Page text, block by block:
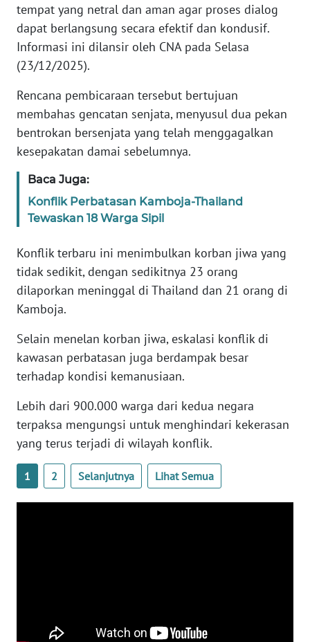
tempat yang netral dan aman agar proses dialog
dapat berlangsung secara efektif dan kondusif.
Informasi ini dilansir oleh CNA pada Selasa
(23/12/2025).
Rencana pembicaraan tersebut bertujuan
membahas gencatan senjata, menyusul dua pekan
bentrokan bersenjata yang telah menggagalkan
kesepakatan damai sebelumnya.
Baca Juga:
Konflik Perbatasan Kamboja-Thailand
Tewaskan 18 Warga Sipil
Konflik terbaru ini menimbulkan korban jiwa yang
tidak sedikit, dengan sedikitnya 23 orang
dilaporkan meninggal di Thailand dan 21 orang di
Kamboja.
Selain menelan korban jiwa, eskalasi konflik di
kawasan perbatasan juga berdampak besar
terhadap kondisi kemanusiaan.
Lebih dari 900.000 warga dari kedua negara
terpaksa mengungsi untuk menghindari kekerasan
yang terus terjadi di wilayah konflik.
1 2 Selanjutnya Lihat Semua
REDAKSI
KARIR
DISCLAIMER
Wahana
News
Regional
SUMUT
JAKARTA
WN
JABAR
WN
BANTEN
NTT
WN